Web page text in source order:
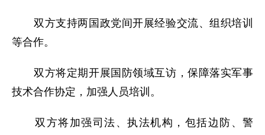
双方支持两国政党间开展经验交流、组织培训
等合作。
双方将定期开展国防领域互访，保障落实军事
技术合作协定，加强人员培训。
双方将加强司法、执法机构，包括边防、警